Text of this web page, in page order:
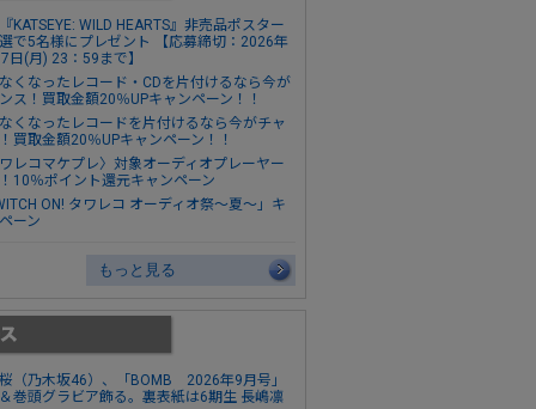
KATSEYE: WILD HEARTS』非売品ポスター
で5名様にプレゼント 【応募締切：2026年
日(月) 23：59まで】
くなったレコード・CDを片付けるなら今が
ス！買取金額20％UPキャンペーン！！
くなったレコードを片付けるなら今がチャ
買取金額20％UPキャンペーン！！
ワレコマケプレ〉対象オーディオプレーヤー
10％ポイント還元キャンペーン
ON! タワレコ オーディオ祭～夏～」キ
ーン
もっと見る
（乃木坂46）、「BOMB 2026年9月号」
巻頭グラビア飾る。裏表紙は6期生 長嶋凛